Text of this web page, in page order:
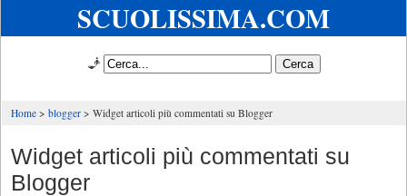
SCUOLISSIMA.COM
🧞
Home blogger Widget articoli più commentati su Blogger
Widget articoli più commentati su
Blogger